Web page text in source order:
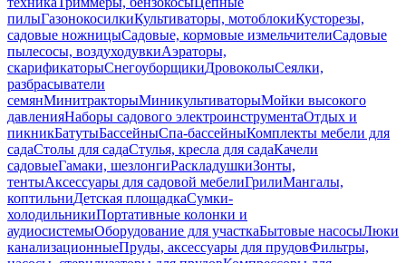
пилыГазонокосилкиКультиваторы, мотоблокиКусторезы,
садовые ножницыСадовые, кормовые измельчителиСадовые
пылесосы, воздуходувкиАэраторы,
скарификаторыСнегоуборщикиДровоколыСеялки,
разбрасыватели
семянМинитракторыМиникультиваторыМойки высокого
давленияНаборы садового электроинструментаОтдых и
пикникБатутыБассейныСпа-бассейныКомплекты мебели для
садаСтолы для садаСтулья, кресла для садаКачели
садовыеГамаки, шезлонгиРаскладушкиЗонты,
тентыАксессуары для садовой мебелиГрилиМангалы,
коптильниДетская площадкаСумки-
холодильникиПортативные колонки и
аудиосистемыОборудование для участкаБытовые насосыЛюки
канализационныеПруды, аксессуары для прудовФильтры,